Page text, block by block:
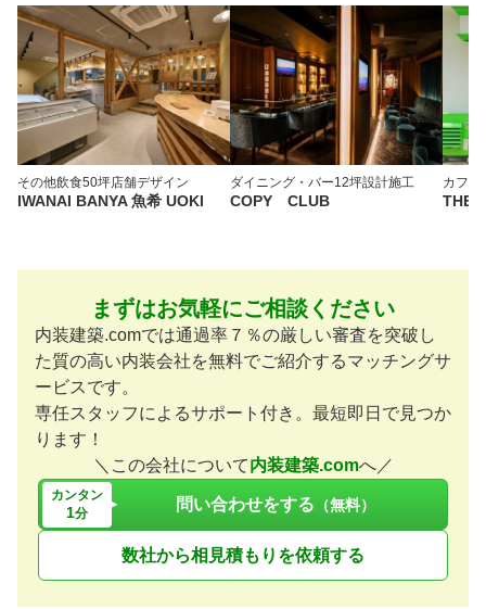
その他飲食50坪店舗デザイン
IWANAI BANYA 魚希 UOKI
ダイニング・バー12坪設計施工
COPY CLUB
カフェ
THE
まずはお気軽にご相談ください
内装建築.comでは通過率７％の厳しい審査を突破し
た質の高い内装会社を無料でご紹介するマッチングサ
ービスです。
専任スタッフによるサポート付き。最短即日で見つか
ります！
＼この会社について内装建築.comへ／
カンタン
1分 問い合わせをする （無料）
数社から相見積もりを依頼する